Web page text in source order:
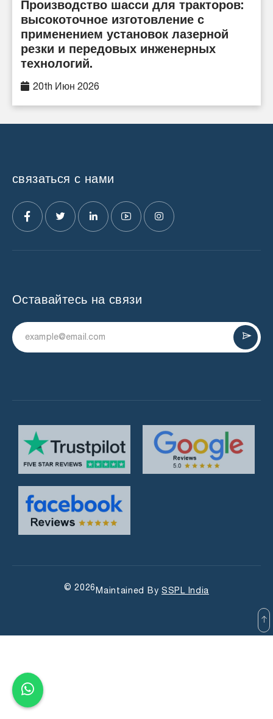
Производство шасси для тракторов:
высокоточное изготовление с
применением установок лазерной
резки и передовых инженерных
технологий.
20th Июн 2026
связаться с нами
Оставайтесь на связи
© 2026Maintained By SSPL India